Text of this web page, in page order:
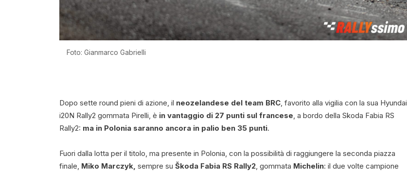
Foto: Gianmarco Gabrielli
Dopo sette round pieni di azione, il neozelandese del team BRC, favorito alla vigilia con la sua Hyundai
i20N Rally2 gommata Pirelli, è in vantaggio di 27 punti sul francese, a bordo della Skoda Fabia RS
Rally2: ma in Polonia saranno ancora in palio ben 35 punti.
Fuori dalla lotta per il titolo, ma presente in Polonia, con la possibilità di raggiungere la seconda piazza
finale, Miko Marczyk, sempre su Škoda Fabia RS Rally2, gommata Michelin: il due volte campione